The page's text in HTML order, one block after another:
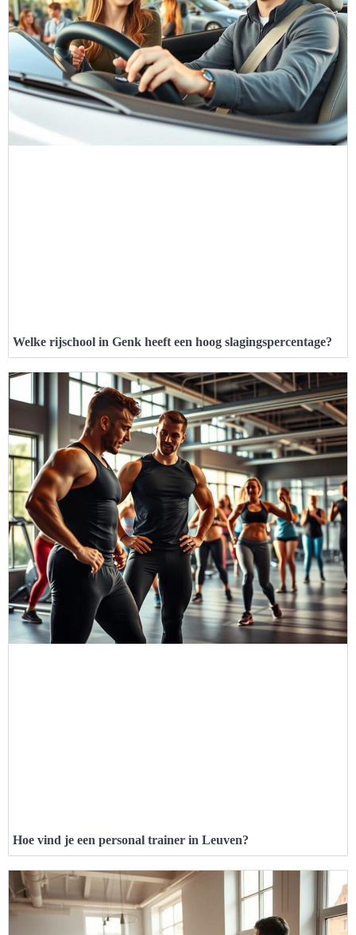
Welke rijschool in Genk heeft een hoog slagingspercentage?
Hoe vind je een personal trainer in Leuven?